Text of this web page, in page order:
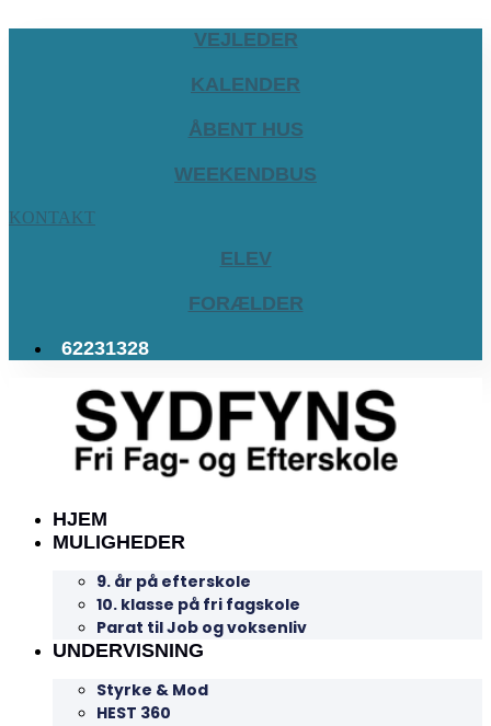
VEJLEDER
KALENDER
ÅBENT HUS
WEEKENDBUS
KONTAKT
ELEV
FORÆLDER
62231328
HJEM
MULIGHEDER
9. år på efterskole
10. klasse på fri fagskole
Parat til Job og voksenliv
UNDERVISNING
Styrke & Mod
HEST 360